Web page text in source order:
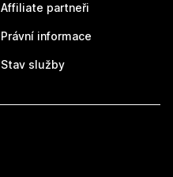
Affiliate partneři
Právní informace
Stav služby